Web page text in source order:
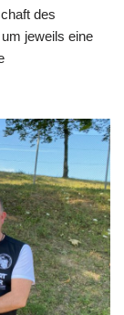
des
jeweils eine